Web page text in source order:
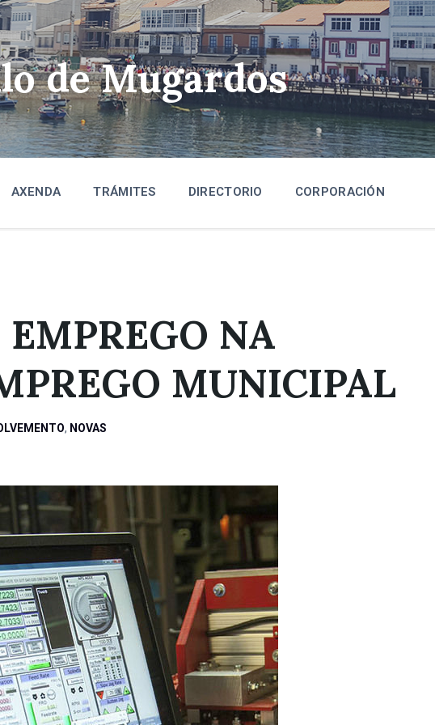
de Mugardos
AXENDA TRÁMITES DIRECTORIO CORPORACIÓN
EMPREGO NA
MUNICIPAL
, NOVAS